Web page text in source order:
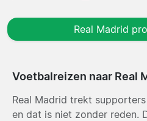
Real Madrid
Voetbalreizen naar Real
Real Madrid trekt
en dat is niet zonder reden.